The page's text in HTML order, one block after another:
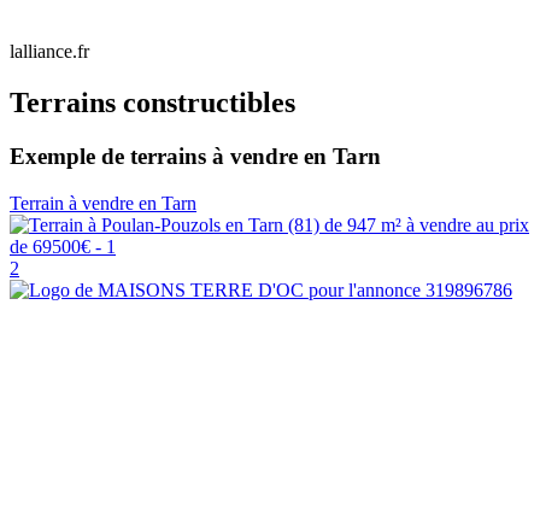
lalliance.fr
Terrains constructibles
Exemple de terrains à vendre en Tarn
Terrain à vendre en Tarn
2